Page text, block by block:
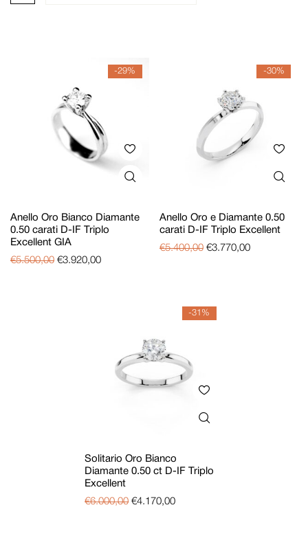
-29%
Anello Oro Bianco Diamante
0.50 carati D-IF Triplo
Excellent GIA
€5.500,00 €3.920,00
-30%
Anello Oro e Diamante 0.50
carati D-IF Triplo Excellent
€5.400,00 €3.770,00
-31%
Solitario Oro Bianco
Diamante 0.50 ct D-IF Triplo
Excellent
€6.000,00 €4.170,00